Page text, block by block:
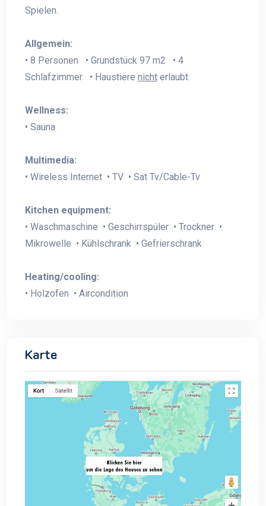
Spielen.
Allgemein:
• 8 Personen • Grundstück 97 m2 • 4
Schlafzimmer • Haustiere nicht erlaubt
Wellness:
• Sauna
Multimedia:
• Wireless Internet • TV • Sat Tv/Cable-Tv
Kitchen equipment:
• Waschmaschine • Geschirrspüler • Trockner •
Mikrowelle • Kühlschrank • Gefrierschrank
Heating/cooling:
• Holzofen • Aircondition
Karte